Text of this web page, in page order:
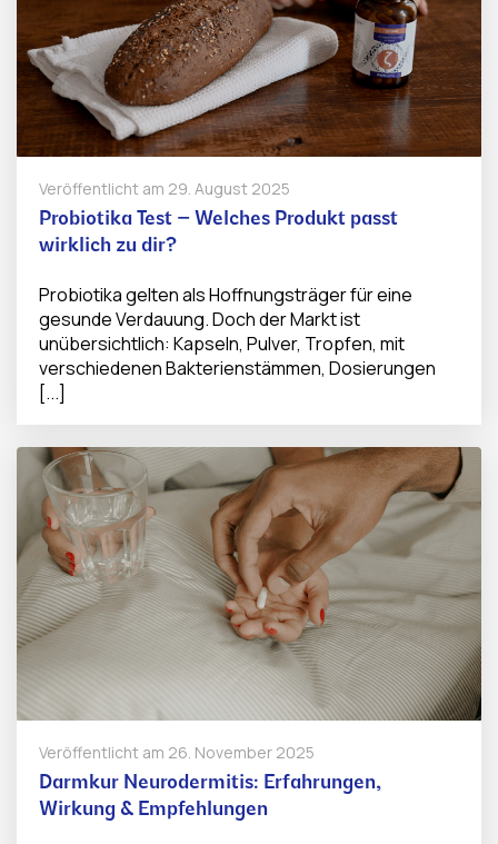
Veröffentlicht am 29. August 2025
Probiotika Test – Welches Produkt passt
wirklich zu dir?
Probiotika gelten als Hoffnungsträger für eine
gesunde Verdauung. Doch der Markt ist
unübersichtlich: Kapseln, Pulver, Tropfen, mit
verschiedenen Bakterienstämmen, Dosierungen
[...]
Veröffentlicht am 26. November 2025
Darmkur Neurodermitis: Erfahrungen,
Wirkung & Empfehlungen